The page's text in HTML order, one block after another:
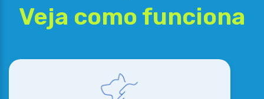
Veja como funciona